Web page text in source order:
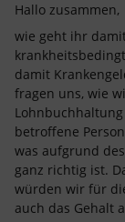
Hallo zusammen,
wie geht ihr
damit
fragen uns, wie
betroffene
was aufgrund
ganz richtig ist.
würden wir für
auch das Gehalt